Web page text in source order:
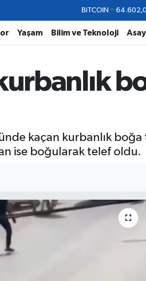
EURO
GRAM ALTIN
BİST100
Yaşam Bilim ve Teknoloji
kaçan kurbanlık boğa
ise boğularak telef oldu.